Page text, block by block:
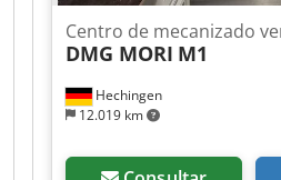
Hechingen
12.019 km
Centro de mecanizado
DMG MORI M1